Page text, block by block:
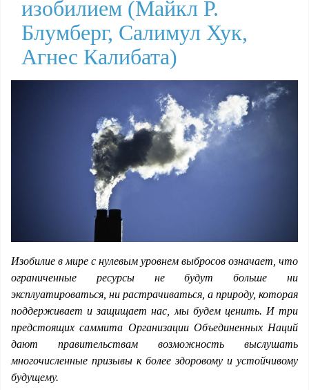
изобилием (Майкл Р.
Блумберг, Салимул Хук,
Агнес Калибата)
Изобилие в мире с нулевым уровнем выбросов означает, что
ограниченные ресурсы не будут больше ни
эксплуатироваться, ни растрачиваться, а природу, которая
поддерживает и защищает нас, мы будем ценить. И три
предстоящих саммита Организации Объединенных Наций
дают правительствам возможность выслушать
многочисленные призывы к более здоровому и устойчивому
будущему.